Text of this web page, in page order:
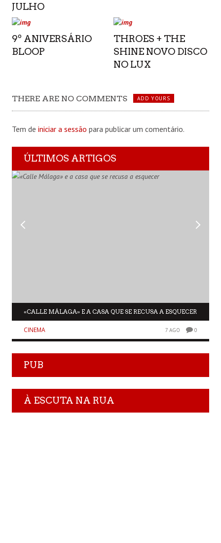
JULHO
9º ANIVERSÁRIO
BLOOP
THROES + THE
SHINE NOVO DISCO
NO LUX
THERE ARE NO COMMENTS ADD YOURS
Tem de iniciar a sessão para publicar um comentário.
ÚLTIMOS ARTIGOS
«CALLE MÁLAGA» E A CASA QUE SE RECUSA A ESQUECER
CINEMA 7 AGO 0
PUB
À ESCUTA NA RUA